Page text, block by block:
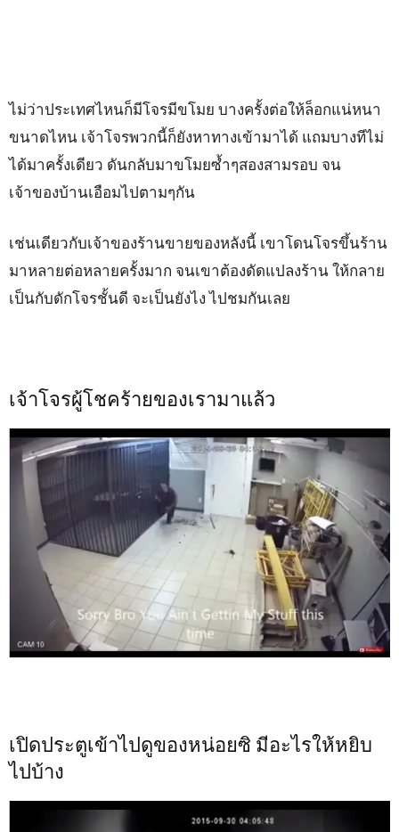
ไม่ว่าประเทศไหนก็มีโจรมีขโมย บางครั้งต่อให้ล็อกแน่หนา
ขนาดไหน เจ้าโจรพวกนี้ก็ยังหาทางเข้ามาได้ แถมบางทีไม่
ได้มาครั้งเดียว ดันกลับมาขโมยซ้ำๆสองสามรอบ จน
เจ้าของบ้านเอือมไปตามๆกัน
เช่นเดียวกับเจ้าของร้านขายของหลังนี้ เขาโดนโจรขึ้นร้าน
มาหลายต่อหลายครั้งมาก จนเขาต้องดัดแปลงร้าน ให้กลาย
เป็นกับดักโจรชั้นดี จะเป็นยังไง ไปชมกันเลย
เจ้าโจรผู้โชคร้ายของเรามาแล้ว
เปิดประตูเข้าไปดูของหน่อยซิ มีอะไรให้หยิบ
ไปบ้าง